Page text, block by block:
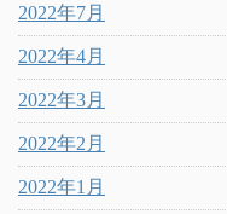
2022年7月
2022年4月
2022年3月
2022年2月
2022年1月